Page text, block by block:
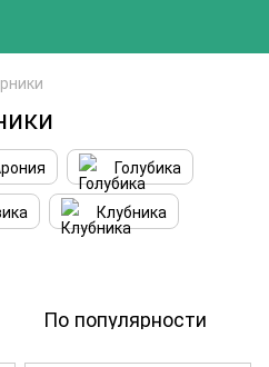
Голубика
Клубника
По популярности